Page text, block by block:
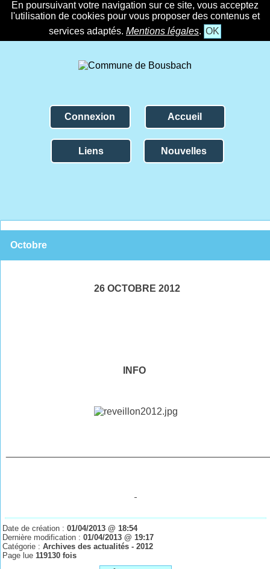
En poursuivant votre navigation sur ce site, vous acceptez
l'utilisation de cookies pour vous proposer des contenus et
services adaptés. Mentions légales. OK
Connexion Accueil
Liens Nouvelles
Octobre
26 OCTOBRE 2012
INFO
Date de création :01/04/2013 @ 18:54
Dernière modification :01/04/2013 @ 19:17
Catégorie :Archives des actualités - 2012
Page lue 119130 fois